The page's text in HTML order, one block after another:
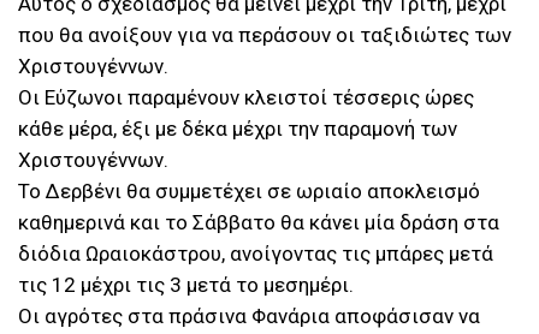
που θα ανοίξουν για να περάσουν οι ταξιδιώτες των
Χριστουγέννων.
Οι Εύζωνοι παραμένουν κλειστοί τέσσερις ώρες
κάθε μέρα, έξι με δέκα μέχρι την παραμονή των
Χριστουγέννων.
Το Δερβένι θα συμμετέχει σε ωριαίο αποκλεισμό
καθημερινά και το Σάββατο θα κάνει μία δράση στα
διόδια Ωραιοκάστρου, ανοίγοντας τις μπάρες μετά
τις 12 μέχρι τις 3 μετά το μεσημέρι.
Οι αγρότες στα πράσινα Φανάρια αποφάσισαν να